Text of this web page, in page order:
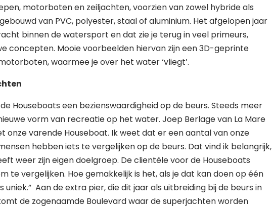
motorboten en zeiljachten, voorzien van zowel hybride als
van PVC, polyester, staal of aluminium. Het afgelopen jaar
binnen de watersport en dat zie je terug in veel primeurs,
concepten. Mooie voorbeelden hiervan zijn een 3D-geprinte
waarmee je over het water ‘vliegt’.
Houseboats een bezienswaardigheid op de beurs. Steeds meer
vorm van recreatie op het water. Joep Berlage van La Mare
onze varende Houseboat. Ik weet dat er een aantal van onze
hebben iets te vergelijken op de beurs. Dat vind ik belangrijk,
weer zijn eigen doelgroep. De clientèle voor de Houseboats
te vergelijken. Hoe gemakkelijk is het, als je dat kan doen op één
uniek.” Aan de extra pier, die dit jaar als uitbreiding bij de beurs in
de zogenaamde Boulevard waar de superjachten worden